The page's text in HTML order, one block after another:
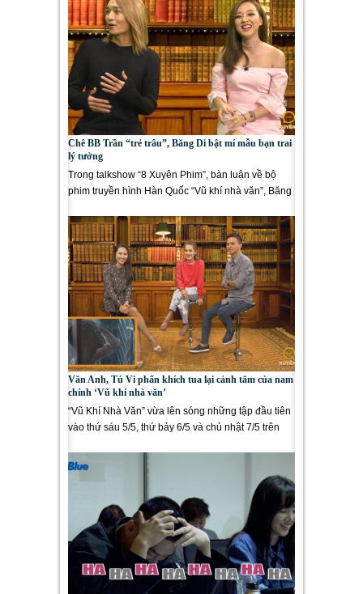
Chê BB Trần “trẻ trâu”, Băng Di bật mí mẫu bạn trai
lý tưởng
Trong talkshow “8 Xuyên Phim”, bàn luận về bộ
phim truyền hình Hàn Quốc “Vũ khí nhà văn”, Băng
Văn Anh, Tú Vi phấn khích tua lại cảnh tắm của nam
chính ‘Vũ khí nhà văn’
“Vũ Khí Nhà Văn” vừa lên sóng những tập đầu tiên
vào thứ sáu 5/5, thứ bảy 6/5 và chủ nhật 7/5 trên